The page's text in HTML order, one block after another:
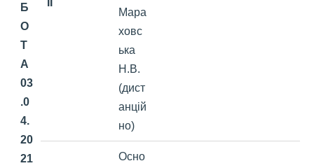
Б
О
Т
А
03
.0
4.
20
21
Мара
ховс
ька
Н.В.
(дист
анцій
но)
Осно